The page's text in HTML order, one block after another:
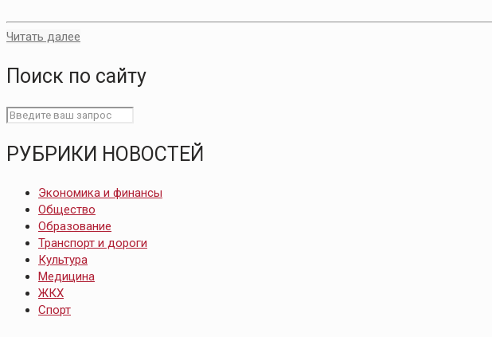
Читать далее
Поиск по сайту
РУБРИКИ НОВОСТЕЙ
Экономика и финансы
Общество
Образование
Транспорт и дороги
Культура
Медицина
ЖКХ
Спорт